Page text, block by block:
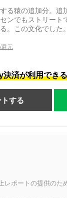
る猿の追加分。追
ンでもストリート
。この文化でした。
元
決済が利用でき
する
ポートの提供のた